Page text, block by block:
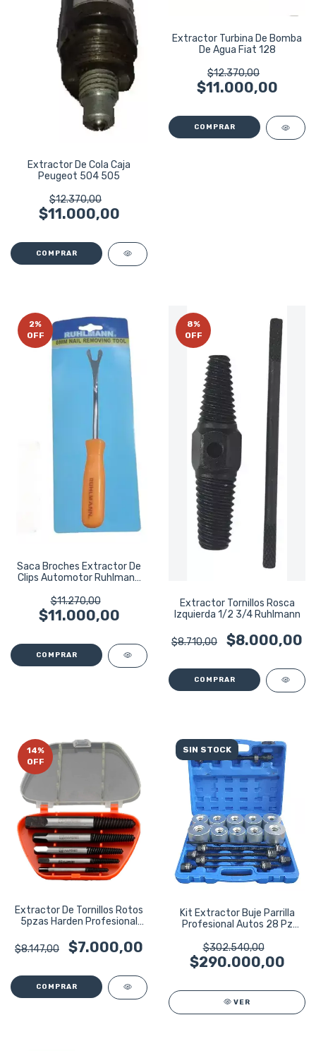
Extractor De Cola Caja
Peugeot 504 505
$12.370,00
$11.000,00
Extractor Turbina De Bomba
De Agua Fiat 128
$12.370,00
$11.000,00
2%
OFF
Saca Broches Extractor De
Clips Automotor Ruhlmann
$11.270,00
$11.000,00
8%
OFF
Extractor Tornillos Rosca
Izquierda 1/2 3/4 Ruhlmann
$8.710,00 $8.000,00
14%
OFF
Extractor De Tornillos Rotos
5pzas Harden Profesional
$8.147,00
$7.000,00
SIN STOCK
Kit Extractor Buje Parrilla
Profesional Autos 28 Pz
$302.540,00
$290.000,00
VER